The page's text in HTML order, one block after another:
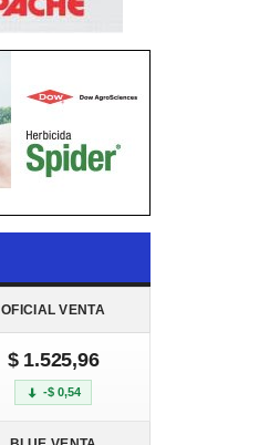
OFICIAL VENTA
$ 1.525,96
-$ 0,54